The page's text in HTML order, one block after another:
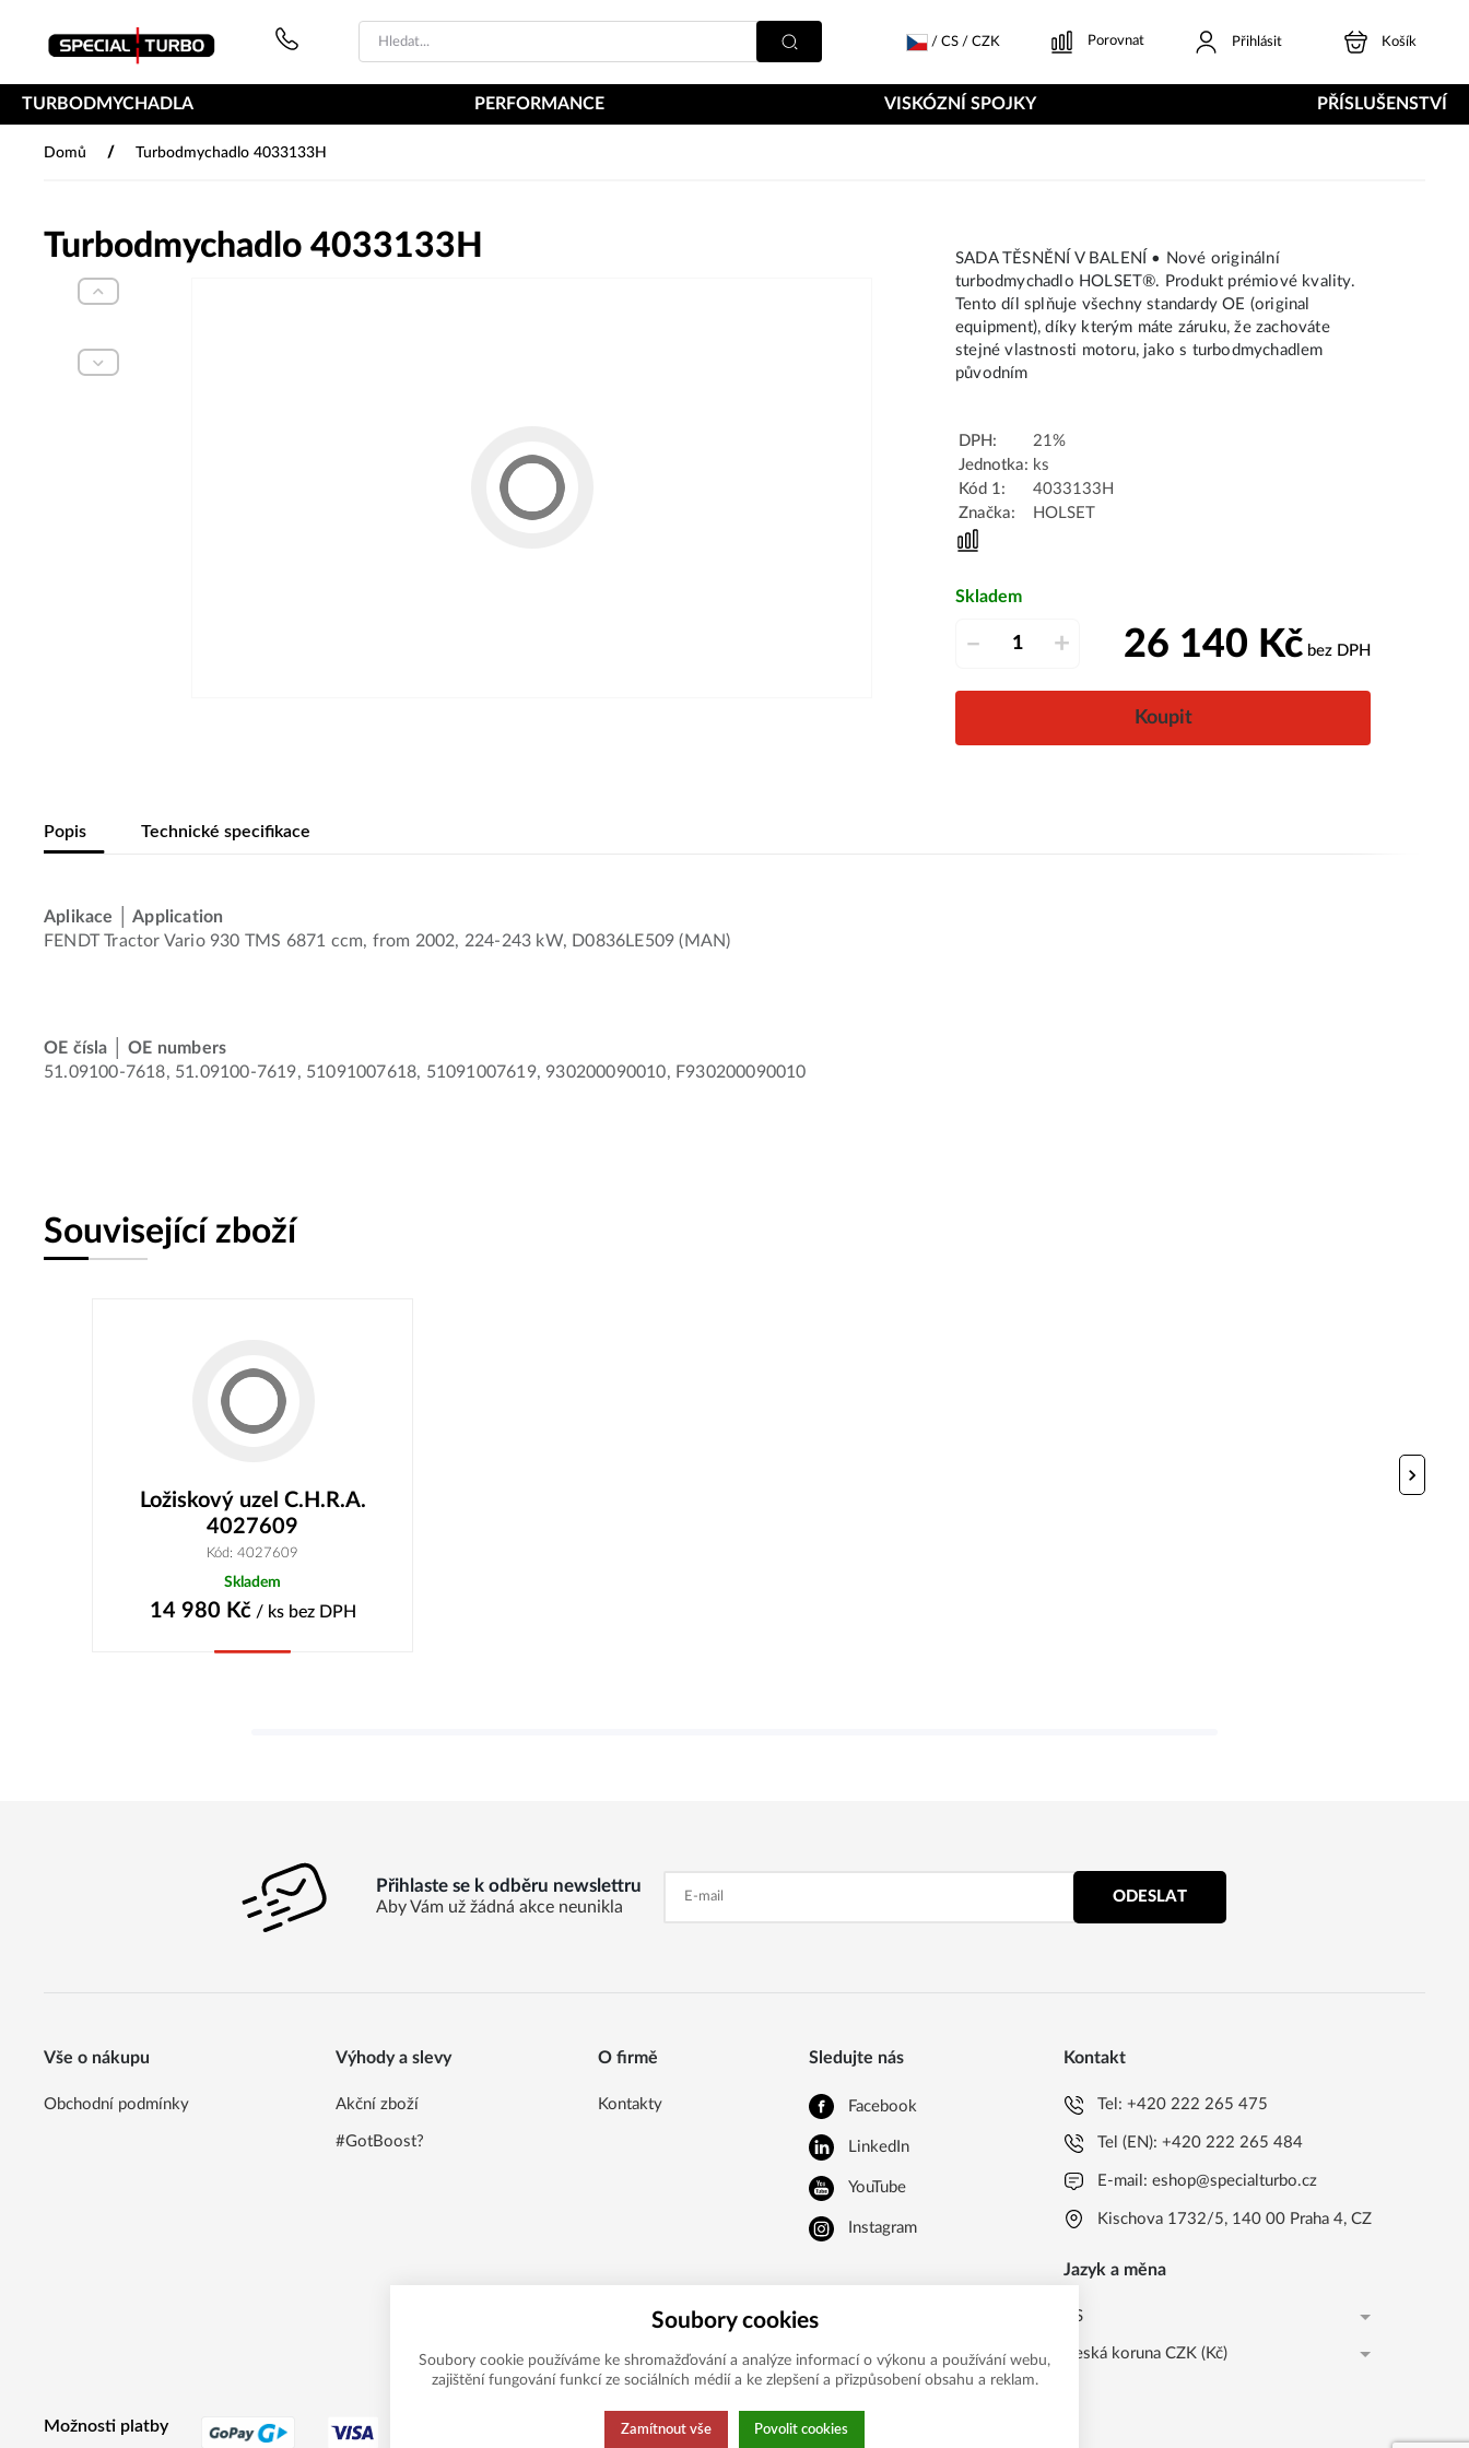
/ CS / CZK Porovnat Přihlásit Košík
TURBODMYCHADLA PERFORMANCE VISKÓZNÍ SPOJKY PŘÍSLUŠENSTVÍ
Domů / Turbodmychadlo 4033133H
Turbodmychadlo 4033133H
SADA TĚSNĚNÍ V BALENÍ • Nové originální
turbodmychadlo HOLSET®. Produkt prémiové kvality.
Tento díl splňuje všechny standardy OE (original
equipment), díky kterým máte záruku, že zachováte
stejné vlastnosti motoru, jako s turbodmychadlem
původním
DPH:
21%
Jednotka: ks
Kód 1:
4033133H
Značka:
HOLSET
Skladem
– + 26 140 Kč bez DPH
Koupit
Popis Technické specifikace
Aplikace │ Application
FENDT Tractor Vario 930 TMS 6871 ccm, from 2002, 224-243 kW, D0836LE509 (MAN)
OE čísla │ OE numbers
51.09100-7618, 51.09100-7619, 51091007618, 51091007619, 930200090010, F930200090010
Související zboží
Ložiskový uzel C.H.R.A.
4027609
Kód: 4027609
Skladem
14 980 Kč/ ks bez DPH
Přihlaste se k odběru newslettru
Aby Vám už žádná akce neunikla
ODESLAT
Vše o nákupu
Obchodní podmínky
Výhody a slevy
Akční zboží
#GotBoost?
O firmě
Kontakty
Sledujte nás
Facebook
LinkedIn
YouTube
Instagram
Kontakt
Tel:+420 222 265 475
Tel (EN):+420 222 265 484
E-mail:eshop@specialturbo.cz
Kischova 1732/5, 140 00 Praha 4, CZ
Jazyk a měna
CS
CS
Česká koruna CZK (Kč)
Možnosti platby
Soubory cookies
Soubory cookie používáme ke shromažďování a analýze informací o výkonu a používání webu,
zajištění fungování funkcí ze sociálních médií a ke zlepšení a přizpůsobení obsahu a reklam.
Zamítnout vše Povolit cookies